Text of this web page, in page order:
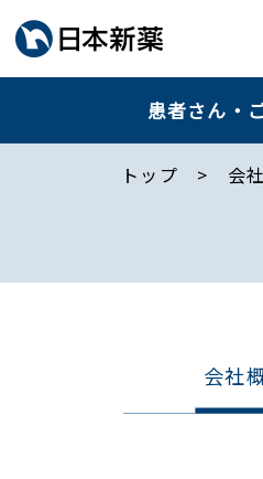
患者さん・
トップ 会
会社